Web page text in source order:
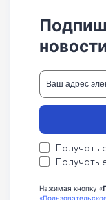
Получать
Получать
Нажимая кнопку «